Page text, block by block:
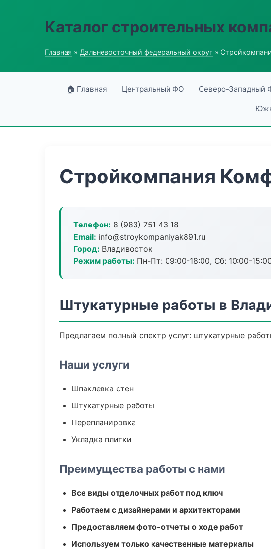
Каталог строительных
Главная » Дальневосточный федеральный округ »
🏠 Главная Центральный ФО Северо-Западный
Стройкомпания
Телефон: 8 (983) 751 43 18
Email: info@stroykompaniyak891.ru
Город: Владивосток
Режим работы: Пн-Пт: 09:00-18:00, Сб: 10:00-15:00
Штукатурные работы в
Предлагаем полный спектр услуг: штукатурные
Наши услуги
Шпаклевка стен
Штукатурные работы
Перепланировка
Укладка плитки
Преимущества работы с нами
Все виды отделочных работ под ключ
Работаем с дизайнерами и архитекторами
Предоставляем фото-отчеты о ходе работ
Используем только качественные материалы